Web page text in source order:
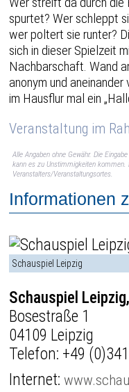
spurtet? Wer schleppt
wer poltert sie runter?
sich in dieser Spielzeit
Nachbarschaft. Wand
anonym und
im Hausflur mal ein
Veranstaltung im
Alle Angaben ohne Gewähr. Die
kann es zu Unstimmigkeiten kommen.
Veranstalters/Veranstaltungsortes.
Informationen
Schauspiel Leipzig
Schauspiel
Bosestraße 1
04109 Leipzig
Telefon: +49
Internet: